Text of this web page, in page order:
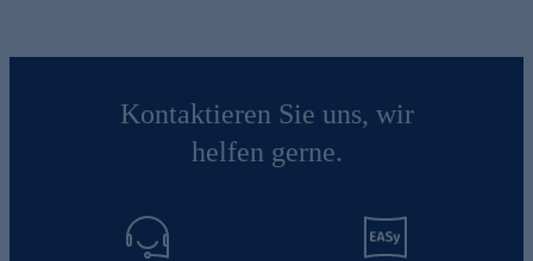
Kontaktieren Sie uns, wir
helfen gerne.